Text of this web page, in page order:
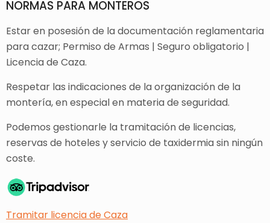
NORMAS PARA MONTEROS
Estar en posesión de la documentación reglamentaria
para cazar; Permiso de Armas | Seguro obligatorio |
Licencia de Caza.
Respetar las indicaciones de la organización de la
montería, en especial en materia de seguridad.
Podemos gestionarle la tramitación de licencias,
reservas de hoteles y servicio de taxidermia sin ningún
coste.
Tramitar licencia de Caza